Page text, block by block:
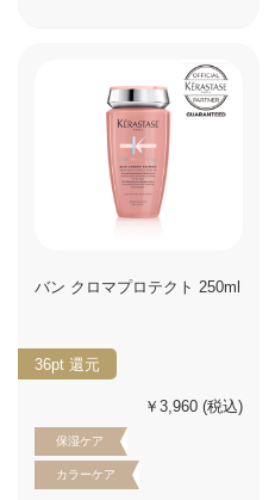
バン クロマプロテクト 250ml
36pt 還元
￥3,960 (税込)
保湿ケア
カラーケア